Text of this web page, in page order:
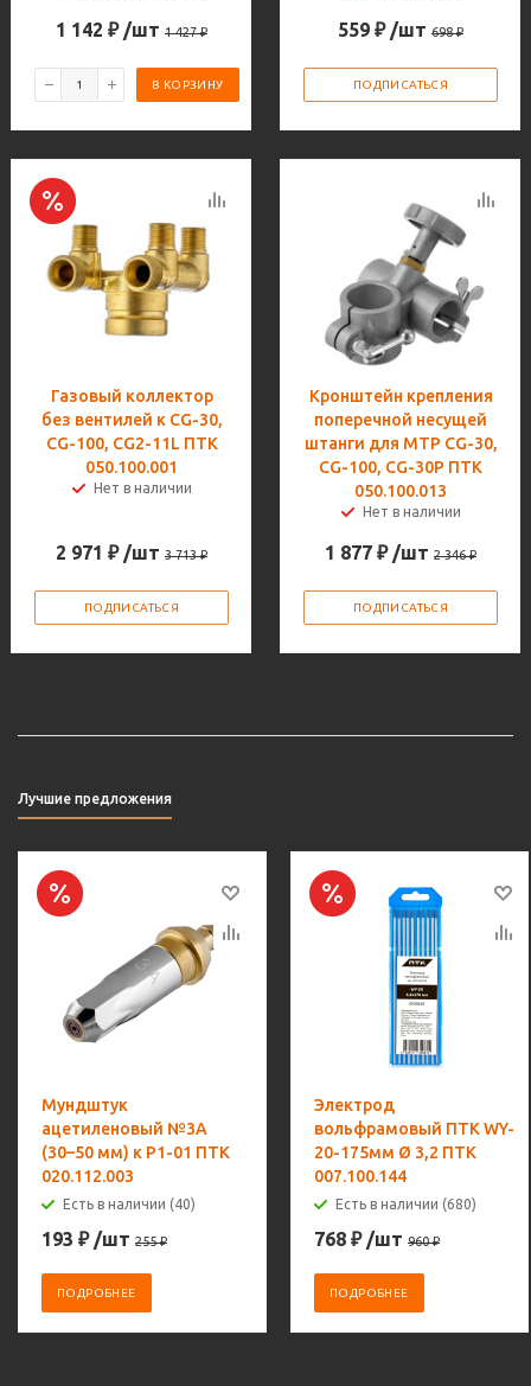
1 142 ₽ /шт 1 427₽
В КОРЗИНУ
559 ₽ /шт 698₽
ПОДПИСАТЬСЯ
Газовый коллектор
без вентилей к CG-30,
CG-100, CG2-11L ПТК
050.100.001
Нет в наличии
2 971 ₽ /шт 3 713₽
ПОДПИСАТЬСЯ
Кронштейн крепления
поперечной несущей
штанги для МТР CG-30,
CG-100, CG-30Р ПТК
050.100.013
Нет в наличии
1 877 ₽ /шт 2 346₽
ПОДПИСАТЬСЯ
Лучшие предложения
Мундштук
ацетиленовый №3А
(30–50 мм) к Р1-01 ПТК
020.112.003
Есть в наличии (40)
193 ₽ /шт 255₽
ПОДРОБНЕЕ
Электрод
вольфрамовый ПТК WY-
20-175мм Ø 3,2 ПТК
007.100.144
Есть в наличии (680)
768 ₽ /шт 960₽
ПОДРОБНЕЕ